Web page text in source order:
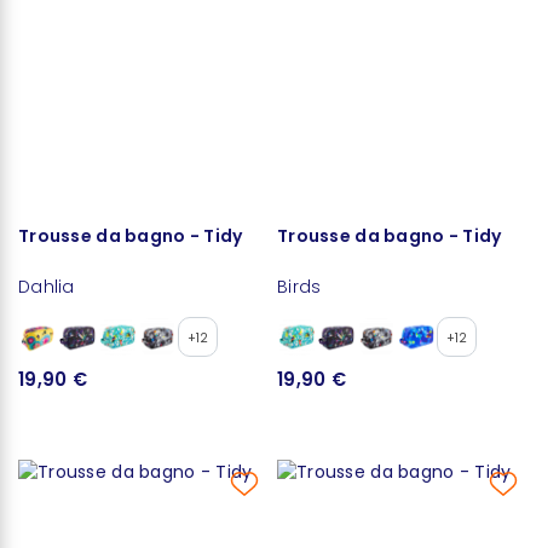
Trousse da bagno - Tidy
Dahlia
+12
19,90 €
Trousse da bagno - Tidy
Birds
+12
19,90 €